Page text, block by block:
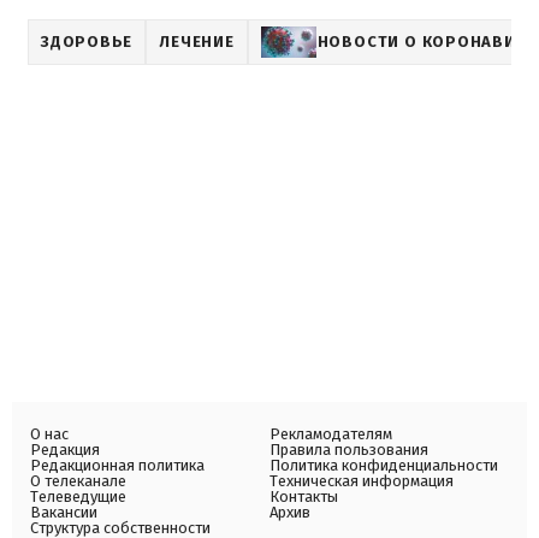
ЗДОРОВЬЕ ЛЕЧЕНИЕ НОВОСТИ О
О нас
Редакция
Редакционная политика
О телеканале
Телеведущие
Вакансии
Структура собственности
Рекламодателям
Правила пользования
Политика конфиденциальности
Техническая информация
Контакты
Архив